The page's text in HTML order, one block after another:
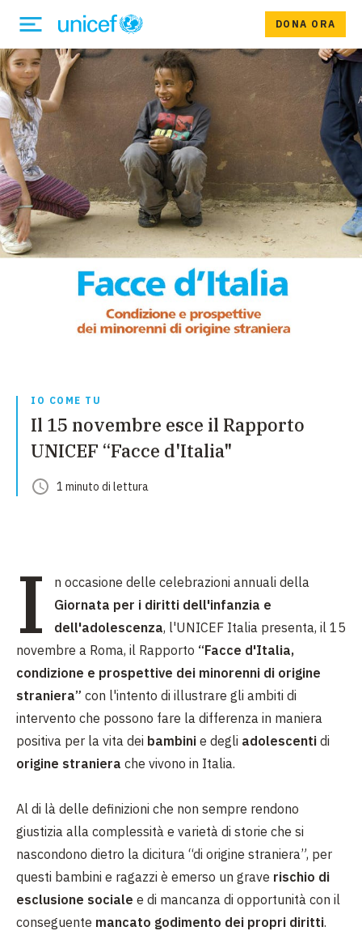
DONA ORA
IO COME TU
Il 15 novembre esce il Rapporto
UNICEF “Facce d'Italia"
1 minuto di lettura
I
n occasione delle celebrazioni annuali della
Giornata per i diritti dell'infanzia e
dell'adolescenza, l'UNICEF Italia presenta, il 15
novembre a Roma, il Rapporto “Facce d'Italia,
condizione e prospettive dei minorenni di origine
straniera” con l'intento di illustrare gli ambiti di
intervento che possono fare la differenza in maniera
positiva per la vita dei bambini e degli adolescenti di
origine straniera che vivono in Italia.
Al di là delle definizioni che non sempre rendono
giustizia alla complessità e varietà di storie che si
nascondono dietro la dicitura “di origine straniera”, per
questi bambini e ragazzi è emerso un grave rischio di
esclusione sociale e di mancanza di opportunità con il
conseguente mancato godimento dei propri diritti.